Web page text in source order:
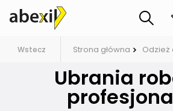
Wstecz Strona główna
Ubrania